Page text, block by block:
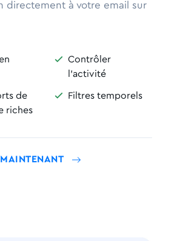
directement à votre email sur
de
riches

Contrôler
l'activité
 Filtres temporels
MAINTENANT